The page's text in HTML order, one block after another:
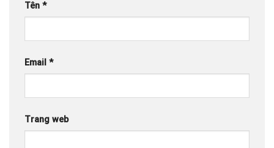
Tên *
Email *
Trang web